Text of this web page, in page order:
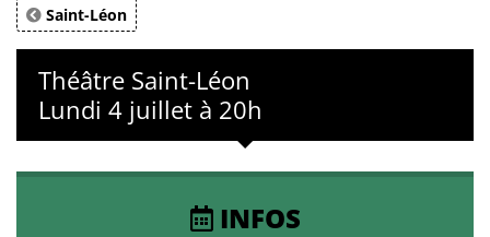
Saint-Léon
Théâtre Saint-Léon
Lundi 4 juillet à 20h
INFOS